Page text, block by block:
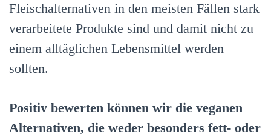
Fleischalternativen in den meisten Fällen stark
verarbeitete Produkte sind und damit nicht zu
einem alltäglichen Lebensmittel werden
sollten.
Positiv bewerten können wir die veganen
Alternativen, die weder besonders fett- oder